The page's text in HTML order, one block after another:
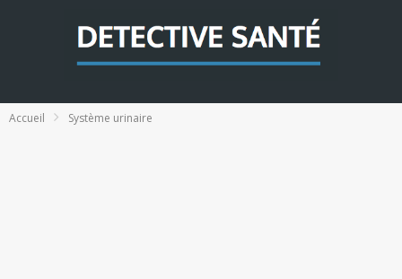
Accueil Système urinaire